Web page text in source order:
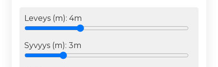
Leveys (m): 4m
Syvyys (m): 3m